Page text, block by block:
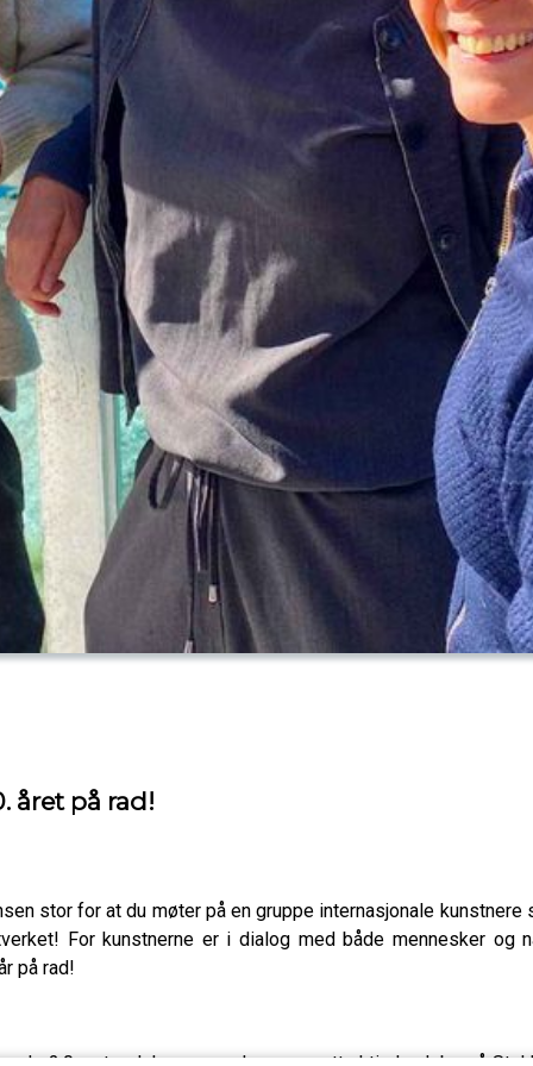
året på rad!
stor for at du møter på en gruppe internasjonale
For kunstnerne er i dialog med både mennesker og
på rad!